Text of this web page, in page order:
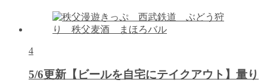
4
5/6更新【ビールを自宅にテイクアウト】量り